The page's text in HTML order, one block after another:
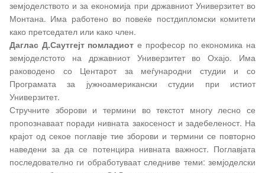
земјоделството и за економија при државниот Универзитет во
Монтана. Има работено во повеќе постдипломски комитети
како претседател или како член.
Даглас Д.Саутгејт помладиоте професор по економика на
земјоделстото на државниот Универзитет во Охајо. Има
раководено со Центарот за меѓународни студии и со
Програмата за јужноамерикански студии при истиот
Универзитет.
Стручните зборови и термини во текстот многу лесно се
пропознаваат поради нивната закосеност и задебеленост. На
крајот од секое поглавје тие зборови и термини се повторно
наведени за да се потенцира нивната важност. Поглавјата
последователно ги обработуваат следниве теми: земјоделски